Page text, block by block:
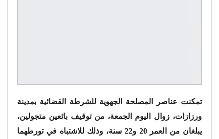
تمكنت عناصر المصلحة الجهوية للشرطة القضائية بمدينة
ورزازات، زوال اليوم الجمعة، من توقيف بائعين متجولين،
يبلغان من العمر 20 و22 سنة، وذلك للاشتباه في تورطهما